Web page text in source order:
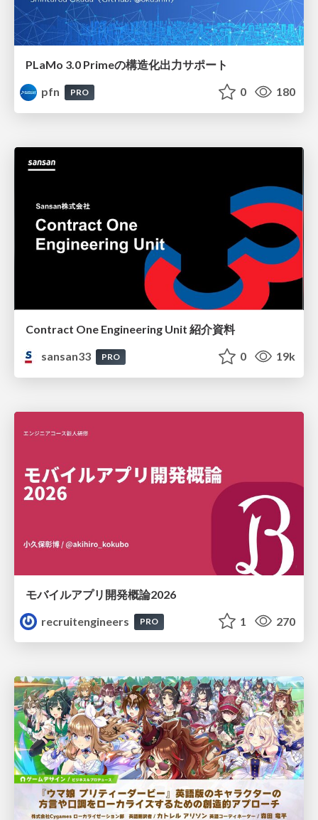
PLaMo 3.0 Primeの構造化出力サポート
pfn
PRO 0 180
Contract One Engineering Unit 紹介資料
sansan33
PRO 0 19k
モバイルアプリ開発概論2026
recruitengineers
PRO 1 270